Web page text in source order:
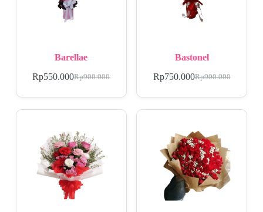
Barellae
Rp900.000
Rp550.000
Bastonel
Rp900.000
Rp750.000